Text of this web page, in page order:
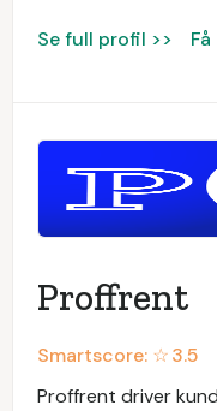
Se full profil >>
Proffrent
Smartscore: ☆3.5
Proffrent driver